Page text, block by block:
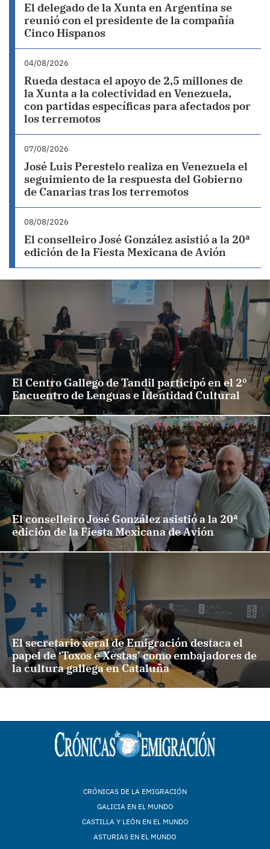
El delegado de la Xunta en Argentina se
reunió con el presidente de la compañía
Cinco Hispanos
04/08/2026
Rueda destaca el apoyo de 2,5 millones de
la Xunta a la colectividad en Venezuela,
con partidas específicas para afectados por
los terremotos
07/08/2026
José Luis Perestelo realiza en Venezuela el
seguimiento de la respuesta del Gobierno
de Canarias tras los terremotos
08/08/2026
El conselleiro José González asistió a la 20ª
edición de la Fiesta Mexicana de Avión
El Centro Gallego de Tandil participó en el 2º
Encuentro de Lenguas e Identidad Cultural
El conselleiro José González asistió a la 20ª
edición de la Fiesta Mexicana de Avión
El secretario xeral de Emigración destaca el
papel de ‘Toxos e Xestas’ como embajadores de
la cultura gallega en Cataluña
CRÓNICAS DE LA EMIGRACIÓN
GALICIA EN EL MUNDO
CASTILLA Y LEÓN EN EL MUNDO
ASTURIAS EN EL MUNDO